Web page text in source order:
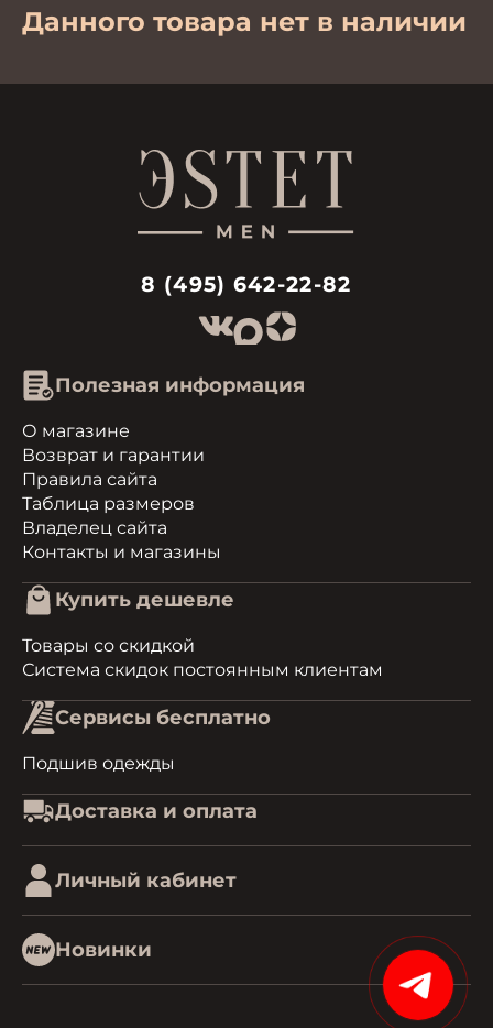
Данного товара нет в наличии
8 (495) 642-22-82
Полезная информация
О магазине
Возврат и гарантии
Правила сайта
Таблица размеров
Владелец сайта
Контакты и магазины
Купить дешевле
Товары со скидкой
Система скидок постоянным клиентам
Сервисы бесплатно
Подшив одежды
Доставка и оплата
Личный кабинет
Новинки
15%